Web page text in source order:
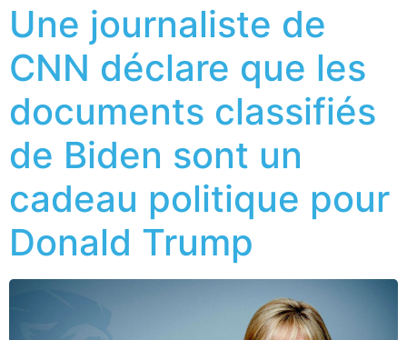
Une journaliste de
CNN déclare que les
documents classifiés
de Biden sont un
cadeau politique pour
Donald Trump